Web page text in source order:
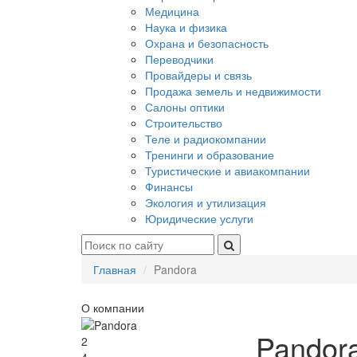
Медицина
Наука и физика
Охрана и безопасность
Переводчики
Провайдеры и связь
Продажа земель и недвижимости
Салоны оптики
Строительство
Теле и радиокомпании
Тренинги и образование
Туристические и авиакомпании
Финансы
Экология и утилизация
Юридические услуги
Главная Pandora
О компании
2